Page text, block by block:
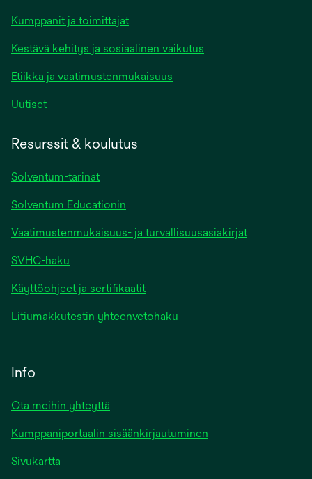
Kumppanit ja toimittajat
Kestävä kehitys ja sosiaalinen vaikutus
Etiikka ja vaatimustenmukaisuus
Uutiset
Resurssit & koulutus
Solventum-tarinat
Solventum Educationin
Vaatimustenmukaisuus- ja turvallisuusasiakirjat
SVHC-haku
Käyttöohjeet ja sertifikaatit
Litiumakkutestin yhteenvetohaku
Info
Ota meihin yhteyttä
Kumppaniportaalin sisäänkirjautuminen
Sivukartta